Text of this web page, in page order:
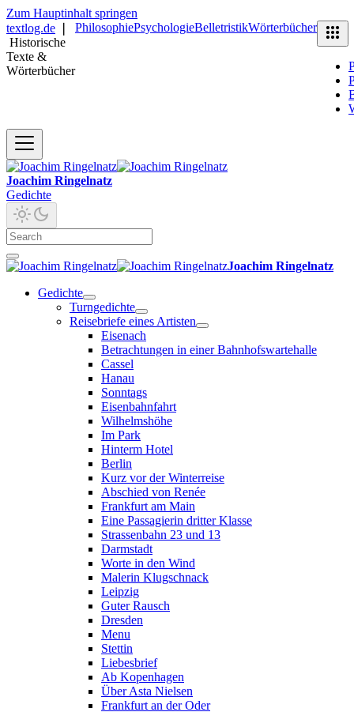
Zum Hauptinhalt springen
textlog.de
Historische
Texte &
Wörterbücher
PhilosophiePsychologieBelletristikWörterbücher
Joachim Ringelnatz
Gedichte
Joachim Ringelnatz
Gedichte
Turngedichte
Reisebriefe eines Artisten
Eisenach
Betrachtungen in einer Bahnhofswartehalle
Cassel
Hanau
Sonntags
Eisenbahnfahrt
Wilhelmshöhe
Im Park
Hinterm Hotel
Berlin
Kurz vor der Winterreise
Abschied von Renée
Frankfurt am Main
Eine Passagierin dritter Klasse
Strassenbahn 23 und 13
Darmstadt
Worte in den Wind
Malerin Klugschnack
Leipzig
Guter Rausch
Dresden
Menu
Stettin
Liebesbrief
Ab Kopenhagen
Über Asta Nielsen
Frankfurt an der Oder